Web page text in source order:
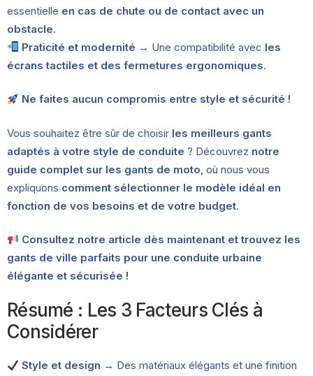
essentielle en cas de chute ou de contact avec un
obstacle.
Praticité et modernité → Une compatibilité avec les
écrans tactiles et des fermetures ergonomiques.
Ne faites aucun compromis entre style et sécurité !
Vous souhaitez être sûr de choisir les meilleurs gants
adaptés à votre style de conduite ? Découvrez notre
guide complet sur les gants de moto , où nous vous
expliquons comment sélectionner le modèle idéal en
fonction de vos besoins et de votre budget.
Consultez notre article dès maintenant et trouvez les
gants de ville parfaits pour une conduite urbaine
élégante et sécurisée !
Résumé : Les 3 Facteurs Clés à
Considérer
Style et design → Des matériaux élégants et une finition